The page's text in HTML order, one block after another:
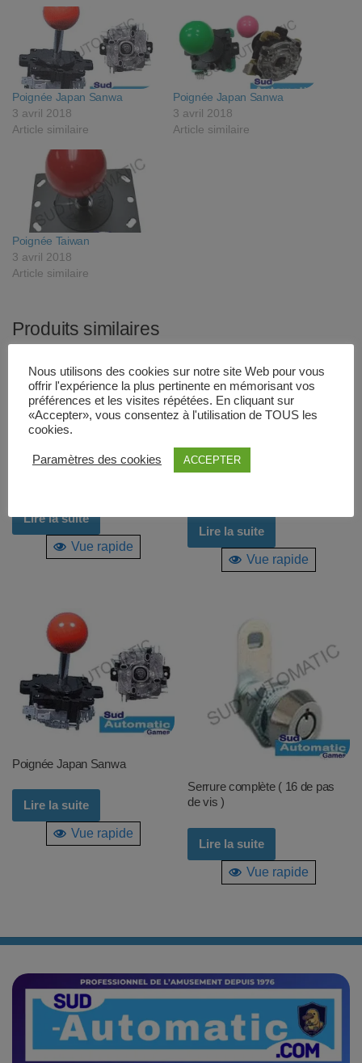
Poignée Japan Sanwa
3 avril 2018
Article similaire
Poignée Japan Sanwa
3 avril 2018
Article similaire
Poignée Taiwan
3 avril 2018
Article similaire
Produits similaires
Lire la suite
Vue rapide
Lire la suite
Vue rapide
Poignée Japan Sanwa
Lire la suite
Vue rapide
Serrure complète ( 16 de pas
de vis )
Lire la suite
Vue rapide
Nous utilisons des cookies sur notre site Web pour vous
offrir l'expérience la plus pertinente en mémorisant vos
préférences et les visites répétées. En cliquant sur
«Accepter», vous consentez à l'utilisation de TOUS les
cookies.
Paramètres des cookies ACCEPTER